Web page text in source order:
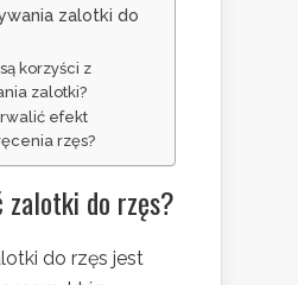
zalotki do
korzyści z
zalotki?
efekt
rzęs?
zalotki do rzęs?
do rzęs jest